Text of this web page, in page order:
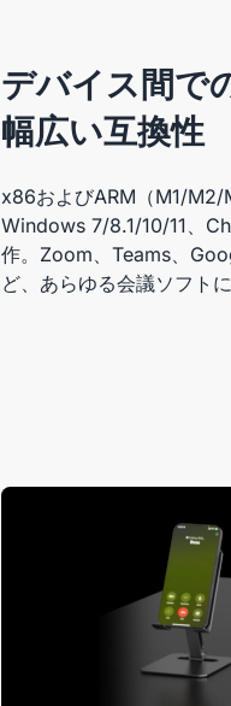
デバイス間で
幅広い互換性
x86およびARM（M1/M2/
Windows 7/8.1/10/11、
作。Zoom、Teams、
ど、あらゆる会議ソフト